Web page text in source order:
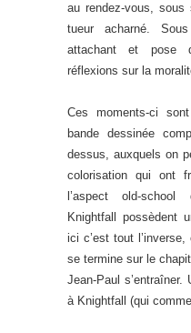
au rendez-vous, sous
tueur acharné.
attachant et pose
réflexions sur la
Ces moments-ci
bande dessinée
dessus, auxquels on
colorisation qui ont
l’aspect old-
Knightfall possèdent
ici c’est tout l’inverse,
se termine sur le
Jean-Paul s’entraîner.
à Knightfall (qui